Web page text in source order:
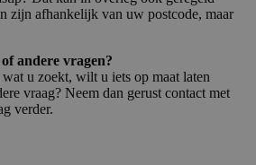
zijn afhankelijk van uw postcode, maar
andere vragen?
u zoekt, wilt u iets op maat laten
vraag? Neem dan gerust contact met
verder.